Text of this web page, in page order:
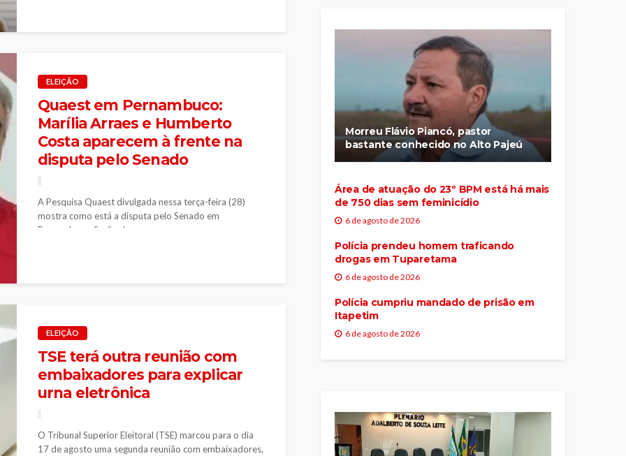
ELEIÇÃO
Quaest em Pernambuco:
Marília Arraes e Humberto
Costa aparecem à frente na
disputa pelo Senado
A Pesquisa Quaest divulgada nessa terça-feira (28)
mostra como está a disputa pelo Senado em
Pernambuco. Serão duas vagas em...
ELEIÇÃO
TSE terá outra reunião com
embaixadores para explicar
urna eletrônica
O Tribunal Superior Eleitoral (TSE) marcou para o dia
17 de agosto uma segunda reunião com embaixadores,
Morreu Flávio Piancó, pastor
bastante conhecido no Alto Pajeú
Área de atuação do 23º BPM está há mais
de 750 dias sem feminicídio
6 de agosto de 2026
Polícia prendeu homem traficando
drogas em Tuparetama
6 de agosto de 2026
Polícia cumpriu mandado de prisão em
Itapetim
6 de agosto de 2026